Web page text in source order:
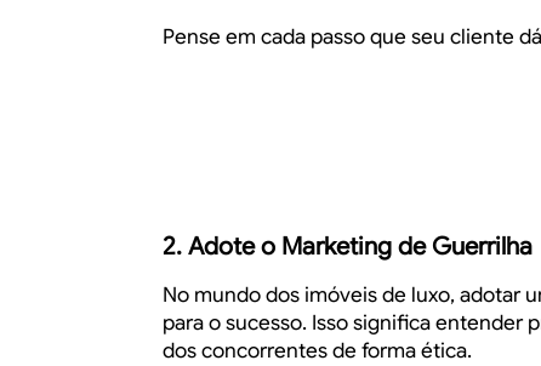
Pense em cada passo que seu cliente
2. Adote o Marketing de Guerrilha
No mundo dos imóveis de luxo, adotar
para o sucesso. Isso significa entender
dos concorrentes de forma ética.